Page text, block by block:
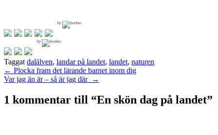
by
by
Taggat dalälven, landar på landet, landet, naturen
Inläggsnavigering
← Plocka fram det lärande barnet inom dig
Var jag än är – så är jag där →
1 kommentar till “En skön dag på landet”